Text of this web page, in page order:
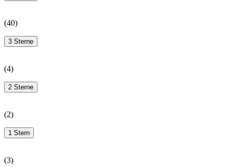
(40)
3 Sterne
(4)
2 Sterne
(2)
1 Stern
(3)